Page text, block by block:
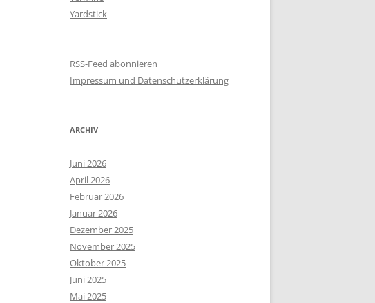
Yardstick
RSS-Feed abonnieren
Impressum und Datenschutzerklärung
ARCHIV
Juni 2026
April 2026
Februar 2026
Januar 2026
Dezember 2025
November 2025
Oktober 2025
Juni 2025
Mai 2025